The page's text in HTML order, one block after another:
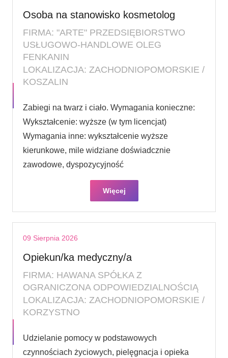
Osoba na stanowisko kosmetolog
FIRMA: "ARTE" PRZEDSIĘBIORSTWO
USŁUGOWO-HANDLOWE OLEG
FENKANIN
LOKALIZACJA: ZACHODNIOPOMORSKIE /
KOSZALIN
Zabiegi na twarz i ciało. Wymagania konieczne:
Wykształcenie: wyższe (w tym licencjat)
Wymagania inne: wykształcenie wyższe
kierunkowe, mile widziane doświadcznie
zawodowe, dyspozycyjność
Więcej
09 Sierpnia 2026
Opiekun/ka medyczny/a
FIRMA: HAWANA SPÓŁKA Z
OGRANICZONA ODPOWIEDZIALNOŚCIĄ
LOKALIZACJA: ZACHODNIOPOMORSKIE /
KORZYSTNO
Udzielanie pomocy w podstawowych
czynnościach życiowych, pielęgnacja i opieka